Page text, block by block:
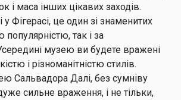
і маса інших цікавих заходів.
Фігерасі, це один зі знаменитих
популярністю, так і за
музею ви будете вражені
і різноманітністю стилів.
Сальвадора Далі, без сумніву
сильне враження, і не тільки,